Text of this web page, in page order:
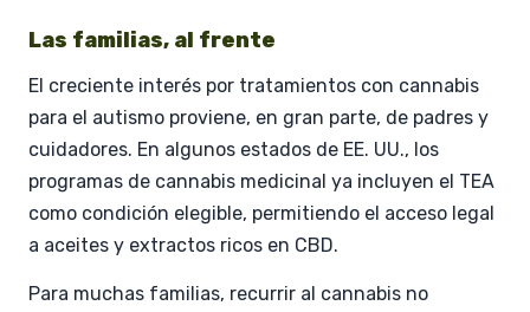
Las familias, al frente
El creciente interés por tratamientos con cannabis
para el autismo proviene, en gran parte, de padres y
cuidadores. En algunos estados de EE. UU., los
programas de cannabis medicinal ya incluyen el TEA
como condición elegible, permitiendo el acceso legal
a aceites y extractos ricos en CBD.
Para muchas familias, recurrir al cannabis no